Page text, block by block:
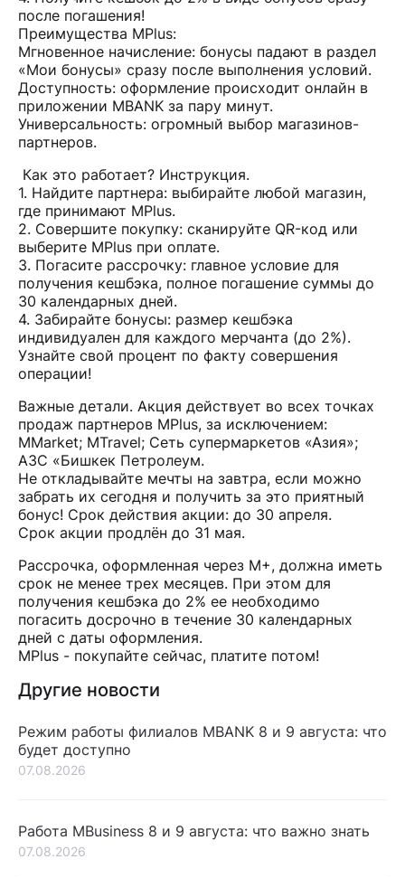
после погашения!
Преимущества MPlus:
Мгновенное начисление: бонусы падают в раздел
«Мои бонусы» сразу после выполнения условий.
Доступность: оформление происходит онлайн в
приложении MBANK за пару минут.
Универсальность: огромный выбор магазинов-
партнеров.
Как это работает? Инструкция.
1. Найдите партнера: выбирайте любой магазин,
где принимают MPlus.
2. Совершите покупку: сканируйте QR-код или
выберите MPlus при оплате.
3. Погасите рассрочку: главное условие для
получения кешбэка, полное погашение суммы до
30 календарных дней.
4. Забирайте бонусы: размер кешбэка
индивидуален для каждого мерчанта (до 2%).
Узнайте свой процент по факту совершения
операции!
Важные детали. Акция действует во всех точках
продаж партнеров MPlus, за исключением:
MMarket; MTravel; Сеть супермаркетов «Азия»;
АЗС «Бишкек Петролеум.
Не откладывайте мечты на завтра, если можно
забрать их сегодня и получить за это приятный
бонус! Срок действия акции: до 30 апреля.
Срок акции продлён до 31 мая.
Рассрочка, оформленная через М+, должна иметь
срок не менее трех месяцев. При этом для
получения кешбэка до 2% ее необходимо
погасить досрочно в течение 30 календарных
дней с даты оформления.
MPlus - покупайте сейчас, платите потом!
Другие новости
Режим работы филиалов MBANK 8 и 9 августа: что
будет доступно
07.08.2026
Работа MBusiness 8 и 9 августа: что важно знать
07.08.2026